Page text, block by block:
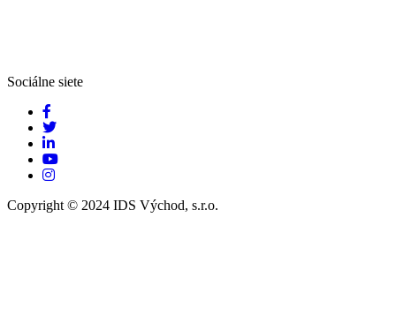
Sociálne siete
Copyright © 2024 IDS Východ, s.r.o.